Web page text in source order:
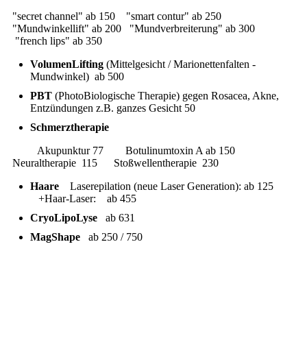
"secret channel" ab 150 "smart contur" ab 250
"Mundwinkellift" ab 200 "Mundverbreiterung" ab 300
"french lips" ab 350
VolumenLifting(Mittelgesicht / Marionettenfalten -
Mundwinkel) ab 500
PBT(PhotoBiologische Therapie) gegen Rosacea, Akne,
Entzündungen z.B. ganzes Gesicht 50
Schmerztherapie
Akupunktur 77 Botulinumtoxin A ab 150
Neuraltherapie 115 Stoßwellentherapie 230
HaareLaserepilation (neue Laser Generation): ab 125
+Haar-Laser: ab 455
CryoLipoLyseab 631
MagShapeab 250 / 750